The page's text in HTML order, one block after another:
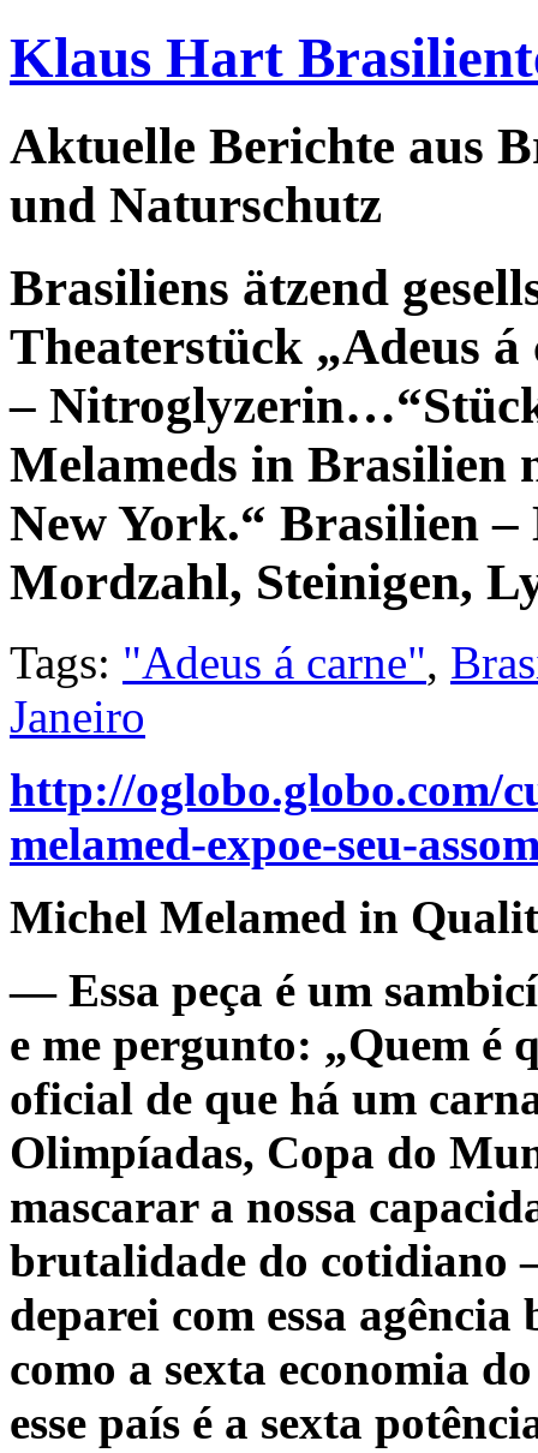
Klaus Hart
Aktuelle Berichte aus
und Naturschutz
Brasiliens ätzend
Theaterstück „Adeus
–
Melameds in Brasilien
New York.“ Brasilien
Mordzahl, Steinigen,
Tags: "Adeus á carne",
Janeiro
http://oglobo.globo.com/
melamed-expoe-seu-
Michel Melamed in
— Essa peça é um
e me pergunto: „Quem é
oficial de que há um
Olimpíadas, Copa do
mascarar a nossa
brutalidade do
deparei com essa
como a sexta economia
esse país é a sexta